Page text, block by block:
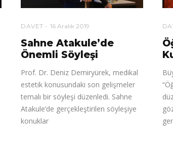
DAVET 16 Aralık 2019
Sahne Atakule’de
Önemli Söyleşi
Prof. Dr. Deniz Demiryürek, medikal
estetik konusundaki son gelişmeler
temalı bir söyleşi düzenledi. Sahne
Atakule’de gerçekleştirilen söyleşiye
konuklar